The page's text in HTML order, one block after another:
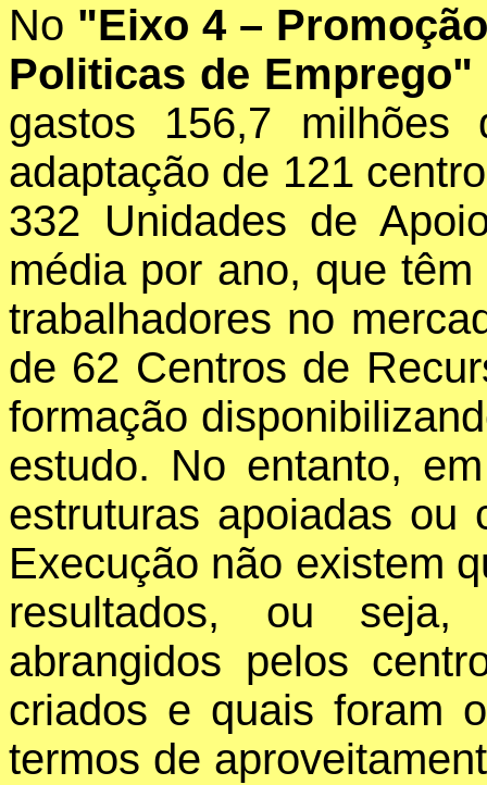
No "Eixo 4 –
Politicas de Emprego"
gastos 156,7
adaptação de 121
332 Unidades de
média por ano, que
trabalhadores no
de 62 Centros de
formação
estudo. No entanto,
estruturas apoiadas ou
Execução não existem
resultados, ou seja,
abrangidos pelos
criados e quais foram
termos de